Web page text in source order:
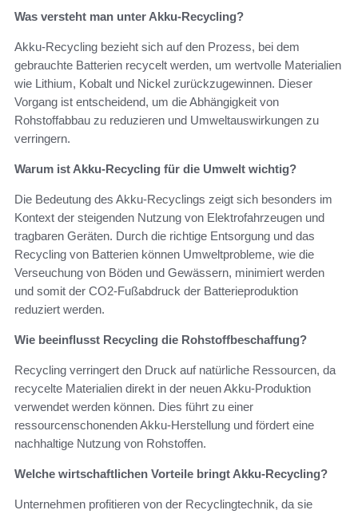
Was versteht man unter Akku-Recycling?
Akku-Recycling bezieht sich auf den Prozess, bei dem
gebrauchte Batterien recycelt werden, um wertvolle Materialien
wie Lithium, Kobalt und Nickel zurückzugewinnen. Dieser
Vorgang ist entscheidend, um die Abhängigkeit von
Rohstoffabbau zu reduzieren und Umweltauswirkungen zu
verringern.
Warum ist Akku-Recycling für die Umwelt wichtig?
Die Bedeutung des Akku-Recyclings zeigt sich besonders im
Kontext der steigenden Nutzung von Elektrofahrzeugen und
tragbaren Geräten. Durch die richtige Entsorgung und das
Recycling von Batterien können Umweltprobleme, wie die
Verseuchung von Böden und Gewässern, minimiert werden
und somit der CO2-Fußabdruck der Batterieproduktion
reduziert werden.
Wie beeinflusst Recycling die Rohstoffbeschaffung?
Recycling verringert den Druck auf natürliche Ressourcen, da
recycelte Materialien direkt in der neuen Akku-Produktion
verwendet werden können. Dies führt zu einer
ressourcenschonenden Akku-Herstellung und fördert eine
nachhaltige Nutzung von Rohstoffen.
Welche wirtschaftlichen Vorteile bringt Akku-Recycling?
Unternehmen profitieren von der Recyclingtechnik, da sie